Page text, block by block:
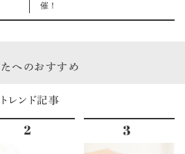
催！
たへのおすすめ
トレンド記事